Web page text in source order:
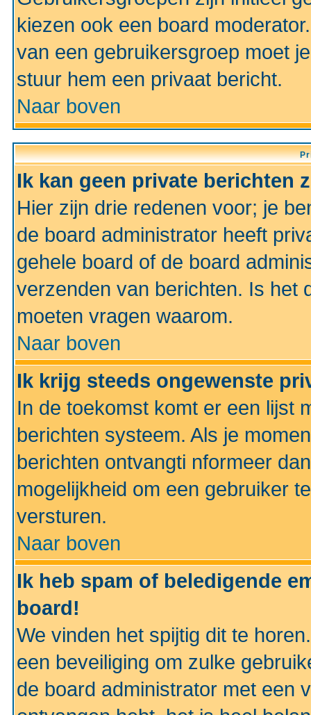
kiezen ook een board
van een gebruikersgroep moet
stuur hem een privaat bericht.
Naar boven
Ik kan geen private berichten
Hier zijn drie redenen voor; je
de board administrator heeft
gehele board of de board
verzenden van berichten. Is het
moeten vragen waarom.
Naar boven
Ik krijg steeds ongewenste
In de toekomst komt er een lijst
berichten systeem. Als je
berichten ontvangti nformeer
mogelijkheid om een gebruiker
versturen.
Naar boven
Ik heb spam of beledigende
board!
We vinden het spijtig dit te
een beveiliging om zulke
de board administrator met een